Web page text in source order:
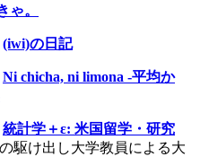
ゃ。
(iwi)の日記
Ni chicha, ni limona -平均か
統計学＋ε: 米国留学・研究
駆け出し大学教員による大